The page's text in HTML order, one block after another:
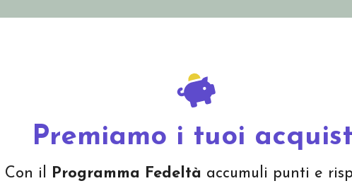
Premiamo i tuoi
Con il Programma Fedeltà accumuli punti e
Offerte
Lana a fibra lunga
Lana